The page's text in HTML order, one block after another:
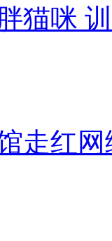
猫咪
走红网